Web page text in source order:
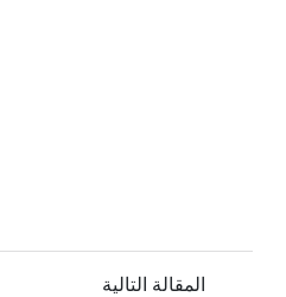
المقالة التالية